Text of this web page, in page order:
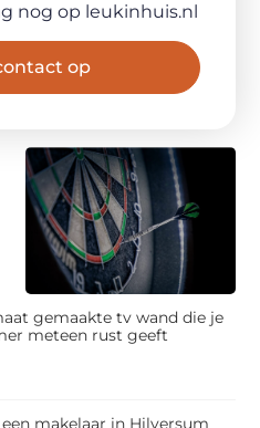
gemaakte tv wand die je
meteen rust geeft
makelaar in Hilversum
nog op leukinhuis.nl
op